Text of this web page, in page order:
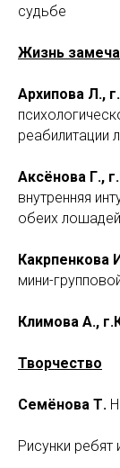
судьбе
Жизнь
Архипова Л.,
реабилитации
Аксёнова Г.,
внутренняя
обеих лошадей
Какрпенкова
мини-
Климова А.,
Творчество
Семёнова Т.
Рисунки